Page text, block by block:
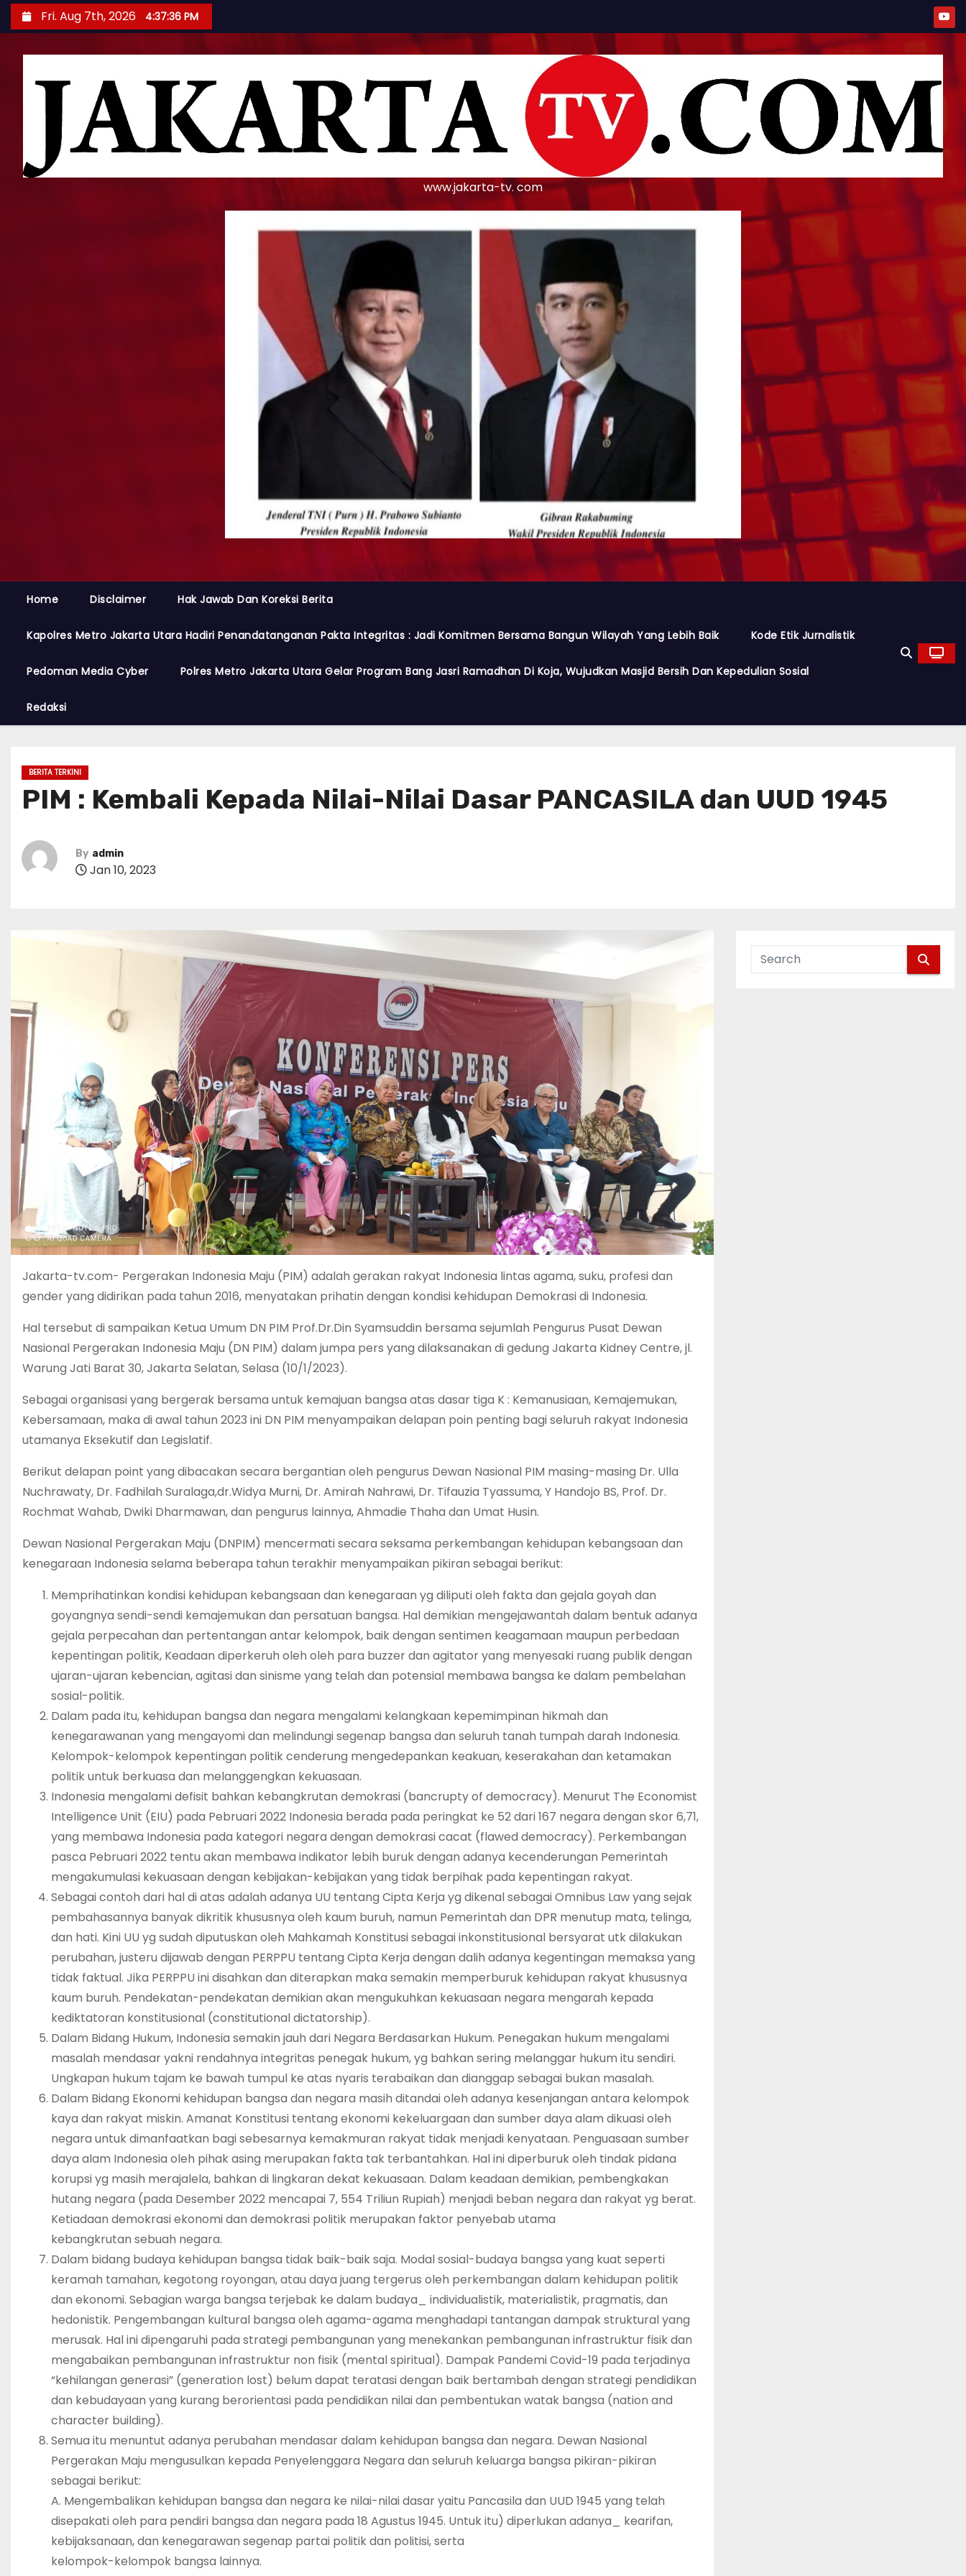
k
Fri. Aug 7th, 2026 4:37:37 PM
www.jakarta-tv. com
Home Disclaimer Hak Jawab Dan Koreksi Berita
Kapolres Metro Jakarta Utara Hadiri Penandatanganan Pakta Integritas : Jadi Komitmen Bersama Bangun Wilayah Yang Lebih Baik Kode Etik Jurnalistik
Pedoman Media Cyber Polres Metro Jakarta Utara Gelar Program Bang Jasri Ramadhan Di Koja, Wujudkan Masjid Bersih Dan Kepedulian Sosial
Redaksi
BERITA TERKINI
PIM : Kembali Kepada Nilai-Nilai Dasar PANCASILA dan UUD 1945
By admin
Jan 10, 2023
Jakarta-tv.com- Pergerakan Indonesia Maju (PIM) adalah gerakan rakyat Indonesia lintas agama, suku, profesi dan
gender yang didirikan pada tahun 2016, menyatakan prihatin dengan kondisi kehidupan Demokrasi di Indonesia.
Hal tersebut di sampaikan Ketua Umum DN PIM Prof.Dr.Din Syamsuddin bersama sejumlah Pengurus Pusat Dewan
Nasional Pergerakan Indonesia Maju (DN PIM) dalam jumpa pers yang dilaksanakan di gedung Jakarta Kidney Centre, jl.
Warung Jati Barat 30, Jakarta Selatan, Selasa (10/1/2023).
Sebagai organisasi yang bergerak bersama untuk kemajuan bangsa atas dasar tiga K : Kemanusiaan, Kemajemukan,
Kebersamaan, maka di awal tahun 2023 ini DN PIM menyampaikan delapan poin penting bagi seluruh rakyat Indonesia
utamanya Eksekutif dan Legislatif.
Berikut delapan point yang dibacakan secara bergantian oleh pengurus Dewan Nasional PIM masing-masing Dr. Ulla
Nuchrawaty, Dr. Fadhilah Suralaga,dr.Widya Murni, Dr. Amirah Nahrawi, Dr. Tifauzia Tyassuma, Y Handojo BS, Prof. Dr.
Rochmat Wahab, Dwiki Dharmawan, dan pengurus lainnya, Ahmadie Thaha dan Umat Husin.
Dewan Nasional Pergerakan Maju (DNPIM) mencermati secara seksama perkembangan kehidupan kebangsaan dan
kenegaraan Indonesia selama beberapa tahun terakhir menyampaikan pikiran sebagai berikut:
Memprihatinkan kondisi kehidupan kebangsaan dan kenegaraan yg diliputi oleh fakta dan gejala goyah dan
goyangnya sendi-sendi kemajemukan dan persatuan bangsa. Hal demikian mengejawantah dalam bentuk adanya
gejala perpecahan dan pertentangan antar kelompok, baik dengan sentimen keagamaan maupun perbedaan
kepentingan politik, Keadaan diperkeruh oleh oleh para buzzer dan agitator yang menyesaki ruang publik dengan
ujaran-ujaran kebencian, agitasi dan sinisme yang telah dan potensial membawa bangsa ke dalam pembelahan
sosial-politik.
Dalam pada itu, kehidupan bangsa dan negara mengalami kelangkaan kepemimpinan hikmah dan
kenegarawanan yang mengayomi dan melindungi segenap bangsa dan seluruh tanah tumpah darah Indonesia.
Kelompok-kelompok kepentingan politik cenderung mengedepankan keakuan, keserakahan dan ketamakan
politik untuk berkuasa dan melanggengkan kekuasaan.
Indonesia mengalami defisit bahkan kebangkrutan demokrasi (bancrupty of democracy). Menurut The Economist
Intelligence Unit (EIU) pada Pebruari 2022 Indonesia berada pada peringkat ke 52 dari 167 negara dengan skor 6,71,
yang membawa Indonesia pada kategori negara dengan demokrasi cacat (flawed democracy). Perkembangan
pasca Pebruari 2022 tentu akan membawa indikator lebih buruk dengan adanya kecenderungan Pemerintah
mengakumulasi kekuasaan dengan kebijakan-kebijakan yang tidak berpihak pada kepentingan rakyat.
Sebagai contoh dari hal di atas adalah adanya UU tentang Cipta Kerja yg dikenal sebagai Omnibus Law yang sejak
pembahasannya banyak dikritik khususnya oleh kaum buruh, namun Pemerintah dan DPR menutup mata, telinga,
dan hati. Kini UU yg sudah diputuskan oleh Mahkamah Konstitusi sebagai inkonstitusional bersyarat utk dilakukan
perubahan, justeru dijawab dengan PERPPU tentang Cipta Kerja dengan dalih adanya kegentingan memaksa yang
tidak faktual. Jika PERPPU ini disahkan dan diterapkan maka semakin memperburuk kehidupan rakyat khususnya
kaum buruh. Pendekatan-pendekatan demikian akan mengukuhkan kekuasaan negara mengarah kepada
kediktatoran konstitusional (constitutional dictatorship).
Dalam Bidang Hukum, Indonesia semakin jauh dari Negara Berdasarkan Hukum. Penegakan hukum mengalami
masalah mendasar yakni rendahnya integritas penegak hukum, yg bahkan sering melanggar hukum itu sendiri.
Ungkapan hukum tajam ke bawah tumpul ke atas nyaris terabaikan dan dianggap sebagai bukan masalah.
Dalam Bidang Ekonomi kehidupan bangsa dan negara masih ditandai oleh adanya kesenjangan antara kelompok
kaya dan rakyat miskin. Amanat Konstitusi tentang ekonomi kekeluargaan dan sumber daya alam dikuasi oleh
negara untuk dimanfaatkan bagi sebesarnya kemakmuran rakyat tidak menjadi kenyataan. Penguasaan sumber
daya alam Indonesia oleh pihak asing merupakan fakta tak terbantahkan. Hal ini diperburuk oleh tindak pidana
korupsi yg masih merajalela, bahkan di lingkaran dekat kekuasaan. Dalam keadaan demikian, pembengkakan
hutang negara (pada Desember 2022 mencapai 7, 554 Triliun Rupiah) menjadi beban negara dan rakyat yg berat.
Ketiadaan demokrasi ekonomi dan demokrasi politik merupakan faktor penyebab utama
kebangkrutan sebuah negara.
Dalam bidang budaya kehidupan bangsa tidak baik-baik saja. Modal sosial-budaya bangsa yang kuat seperti
keramah tamahan, kegotong royongan, atau daya juang tergerus oleh perkembangan dalam kehidupan politik
dan ekonomi. Sebagian warga bangsa terjebak ke dalam budaya_ individualistik, materialistik, pragmatis, dan
hedonistik. Pengembangan kultural bangsa oleh agama-agama menghadapi tantangan dampak struktural yang
merusak. Hal ini dipengaruhi pada strategi pembangunan yang menekankan pembangunan infrastruktur fisik dan
mengabaikan pembangunan infrastruktur non fisik (mental spiritual). Dampak Pandemi Covid-19 pada terjadinya
“kehilangan generasi” (generation lost) belum dapat teratasi dengan baik bertambah dengan strategi pendidikan
dan kebudayaan yang kurang berorientasi pada pendidikan nilai dan pembentukan watak bangsa (nation and
character building).
Semua itu menuntut adanya perubahan mendasar dalam kehidupan bangsa dan negara. Dewan Nasional
Pergerakan Maju mengusulkan kepada Penyelenggara Negara dan seluruh keluarga bangsa pikiran-pikiran
sebagai berikut:
A. Mengembalikan kehidupan bangsa dan negara ke nilai-nilai dasar yaitu Pancasila dan UUD 1945 yang telah
disepakati oleh para pendiri bangsa dan negara pada 18 Agustus 1945. Untuk itu) diperlukan adanya_ kearifan,
kebijaksanaan, dan kenegarawan segenap partai politik dan politisi, serta
kelompok-kelompok bangsa lainnya.